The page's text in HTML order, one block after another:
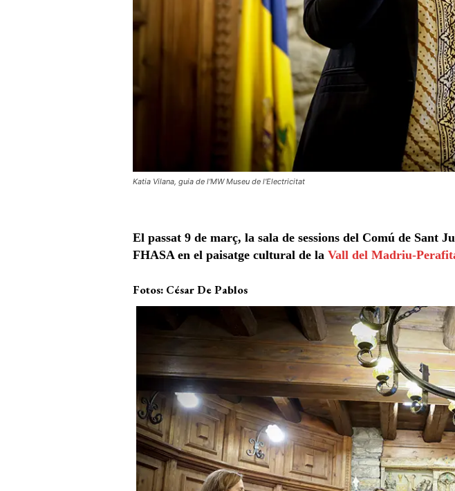
Katia Vilana, guia de l'MW Museu de l'Electricitat
El passat 9 de març, la sala de sessions del Comú de Sant
FHASA en el paisatge cultural de la Vall del Madriu-
Fotos: César De Pablos